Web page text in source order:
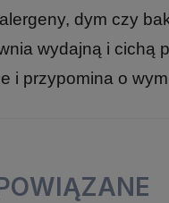
dym czy
wydajną i cichą
i przypomina o